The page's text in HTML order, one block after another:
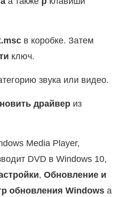
в коробке. Затем
ключ.
звука или видео.
драйвер из
Media Player,
DVD в Windows 10,
, Обновление и
обновления Windows а